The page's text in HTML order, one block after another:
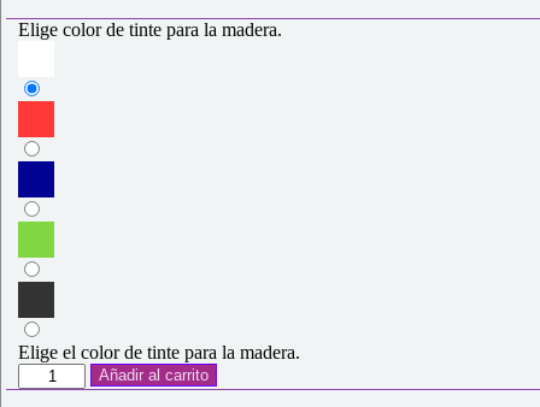
Elige color de tinte para la madera.
Elige el color de tinte para la madera.
6
Añadir al carrito